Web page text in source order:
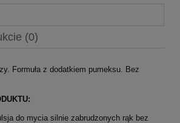
(0)
Formuła z dodatkiem pumeksu. Bez
do mycia silnie zabrudzonych rąk bez